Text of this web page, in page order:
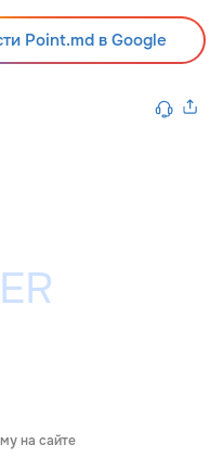
Point.md в Google
на сайте